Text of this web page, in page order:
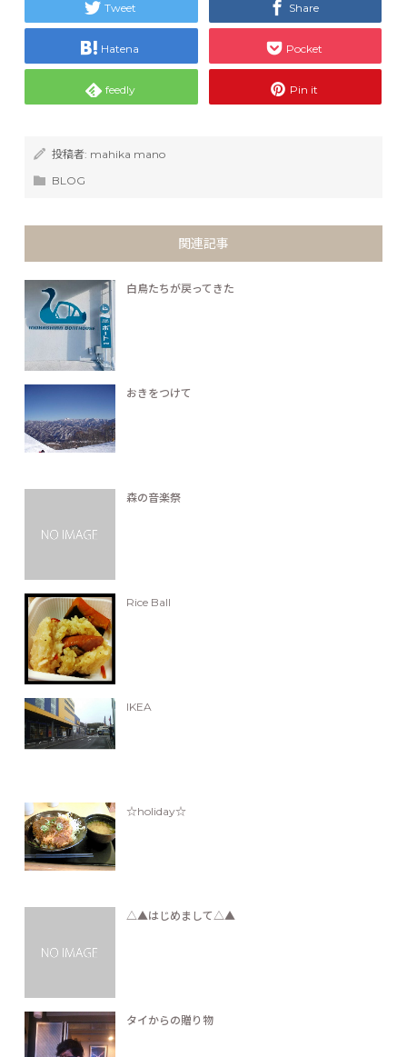
Tweet Share
Hatena Pocket
feedly Pin it
投稿者: mahika mano
BLOG
関連記事
白鳥たちが戻ってきた
おきをつけて
森の音楽祭
Rice Ball
IKEA
☆holiday☆
△▲はじめまして△▲
タイからの贈り物